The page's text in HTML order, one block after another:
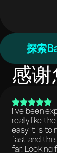
探索
感
I've been
really like
easy it is to
fast and the
far. Looking